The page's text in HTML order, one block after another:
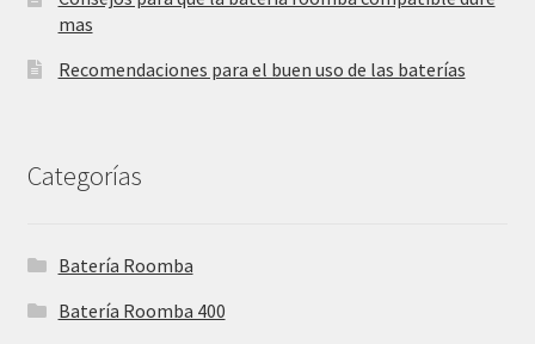
mas
Recomendaciones para el buen uso de las baterías
Categorías
Batería Roomba
Batería Roomba 400